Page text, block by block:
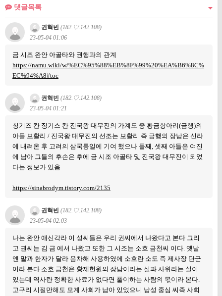
댓글목록
권혁빈 (182.♡.142.108)
23-05-04 01:06
금 시조 완안 아골타와 권행과의 관계
https://namu.wiki/w/%EC%95%88%EB%8F%99%20%EA%B6%8C%
EC%94%A8#toc
권혁빈 (182.♡.142.108)
23-05-04 01:21
칭기즈 칸 징기스 칸 진국왕 대무진의 가계도 중 황금항아리(금행)의
아들 보활리 / 진국왕 대무진의 선조는 보활리 즉 금행의 장남은 신라
에 내려온 후 고려의 삼국통일에 기여 했으나 둘째, 셋째 아들은 여진
에 남아 그들의 후손은 후에 금 시조 아골타 및 진국왕 대무진이 되었
다는 정보가 있음
https://sinabrodym.tistory.com/2135
권혁빈 (182.♡.142.108)
23-05-04 02:03
나는 완안 애신각라 이 성씨들은 우리 권씨에서 나왔다고 본다 그리
고 권씨는 김 금 에서 나왔고 또한 그 시조는 소호 금천씨 이다. 옛날
엔 말과 한자가 달라 음차해 사용하였에 소호란 소도 즉 제사장 단군
이라 본다 소호 금천은 황제헌원의 장남이라는 설과 사위라는 설이
있는데 역사란 정확한 사료가 없다면 풀이하는 사람의 몫이라 본다.
고구리 시절만해도 모계 사회가 남아 있었으니 남성 중심 씨족 사회